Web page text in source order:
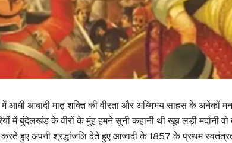
आधी आबादी मातृ शक्ति की वीरता और अध्मिभय साहस के अनेकों
में बुंदेलखंड के वीरों के मुंह हमने सुनी कहानी थी खूब लड़ी मर्दानी
हुए अपनी श्रद्धांजलि देते हुए आजादी के 1857 के प्रथम स्वतंत्रता